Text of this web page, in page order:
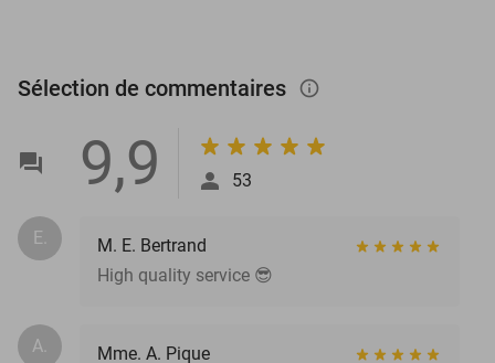
Sélection de commentaires info_outlined
9,9 53
E.
M. E. Bertrand
High quality service 😎
A. Mme. A. Pique